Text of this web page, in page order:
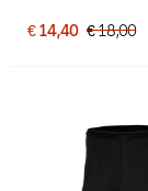
€ 14,40 € 18,00